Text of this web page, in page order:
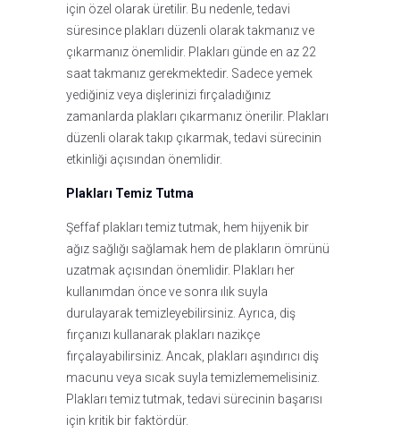
için özel olarak üretilir. Bu nedenle, tedavi
süresince plakları düzenli olarak takmanız ve
çıkarmanız önemlidir. Plakları günde en az 22
saat takmanız gerekmektedir. Sadece yemek
yediğiniz veya dişlerinizi fırçaladığınız
zamanlarda plakları çıkarmanız önerilir. Plakları
düzenli olarak takıp çıkarmak, tedavi sürecinin
etkinliği açısından önemlidir.
Plakları Temiz Tutma
Şeffaf plakları temiz tutmak, hem hijyenik bir
ağız sağlığı sağlamak hem de plakların ömrünü
uzatmak açısından önemlidir. Plakları her
kullanımdan önce ve sonra ılık suyla
durulayarak temizleyebilirsiniz. Ayrıca, diş
fırçanızı kullanarak plakları nazikçe
fırçalayabilirsiniz. Ancak, plakları aşındırıcı diş
macunu veya sıcak suyla temizlememelisiniz.
Plakları temiz tutmak, tedavi sürecinin başarısı
için kritik bir faktördür.